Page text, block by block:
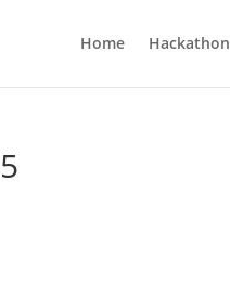
Home Hackathon